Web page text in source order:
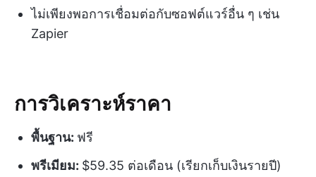
ไม่เพียงพอการเชื่อมต่อกับซอฟต์แวร์อื่น ๆ เช่น
Zapier
การวิเคราะห์ราคา
พื้นฐาน: ฟรี
พรีเมียม: $59.35 ต่อเดือน (เรียกเก็บเงินรายปี)